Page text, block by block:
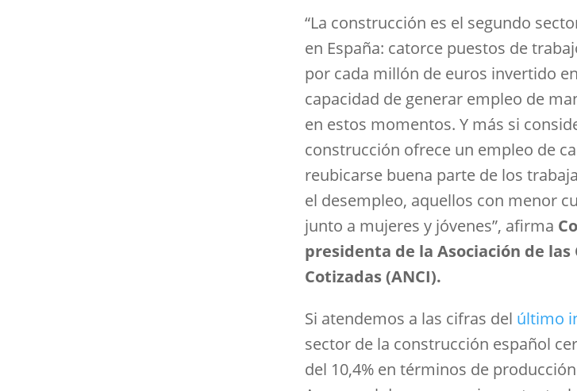
“La construcción es el segundo
en España: catorce puestos de
por cada millón de euros invertido
capacidad de generar empleo de
en estos momentos. Y más si
construcción ofrece un empleo de
reubicarse buena parte de los
el desempleo, aquellos con menor
junto a mujeres y jóvenes”, afirma
presidenta de la Asociación de
Cotizadas (ANCI).
Si atendemos a las cifras del último
sector de la construcción español
del 10,4% en términos de